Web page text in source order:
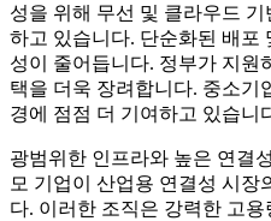
성을 위해 무선 및 클라우드
하고 있습니다. 단순화된 배포
성이 줄어듭니다. 정부가 지원
택을 더욱 장려합니다. 중소기
경에 점점 더 기여하고 있습니
광범위한 인프라와 높은 연결
모 기업이 산업용 연결성 시장
다. 이러한 조직은 강력한 고